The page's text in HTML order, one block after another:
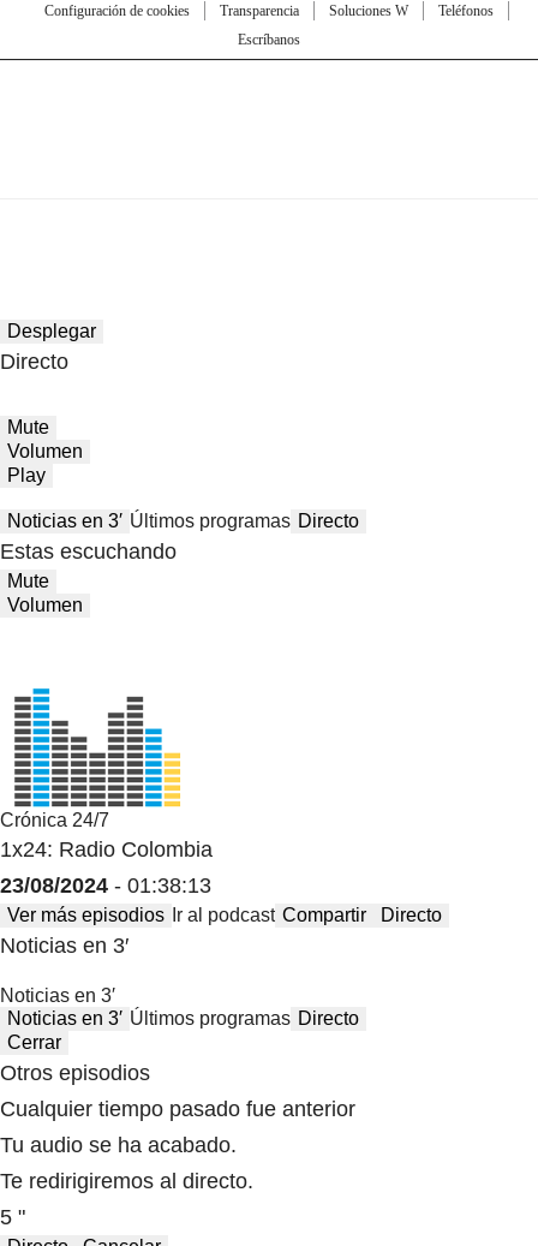
Configuración de cookies
Transparencia Soluciones W
Teléfonos
Escríbanos
Desplegar
Directo
Mute
Volumen
Play
Noticias en 3′ Últimos programas Directo
Estas escuchando
Mute
Volumen
Crónica 24/7
1x24: Radio Colombia
23/08/2024 - 01:38:13
Ver más episodios Ir al podcast Compartir Directo
Noticias en 3′
Noticias en 3′
Noticias en 3′ Últimos programas Directo
Cerrar
Otros episodios
Cualquier tiempo pasado fue anterior
Tu audio se ha acabado.
Te redirigiremos al directo.
5 "